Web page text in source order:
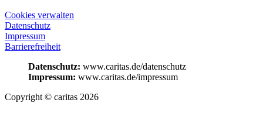
Cookies verwalten
Datenschutz
Impressum
Barrierefreiheit
Datenschutz: www.caritas.de/datenschutz
Impressum: www.caritas.de/impressum
Copyright © caritas 2026